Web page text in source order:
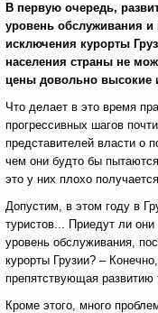
В первую очередь,
уровень обслуживания
исключения курорты
населения страны не
цены довольно высокие
Что делает в это время
прогрессивных шагов
представителей власти о
чем они будто бы
это у них плохо
Допустим, в этом году в
туристов... Приедут ли
уровень обслуживания,
курорты Грузии? –
препятствующая развитию
Кроме этого, много